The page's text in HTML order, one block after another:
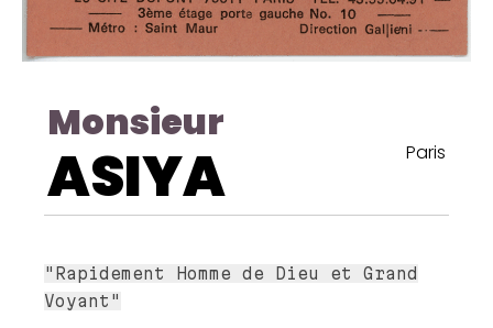
Monsieur
ASIYA Paris
"Rapidement Homme de Dieu et Grand
Voyant"